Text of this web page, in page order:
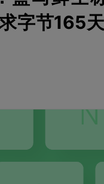
字节165